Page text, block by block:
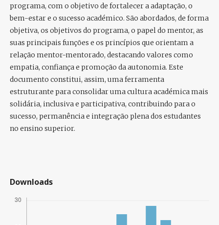
programa, com o objetivo de fortalecer a adaptação, o
bem-estar e o sucesso académico. São abordados, de forma
objetiva, os objetivos do programa, o papel do mentor, as
suas principais funções e os princípios que orientam a
relação mentor-mentorado, destacando valores como
empatia, confiança e promoção da autonomia. Este
documento constitui, assim, uma ferramenta
estruturante para consolidar uma cultura académica mais
solidária, inclusiva e participativa, contribuindo para o
sucesso, permanência e integração plena dos estudantes
no ensino superior.
Downloads